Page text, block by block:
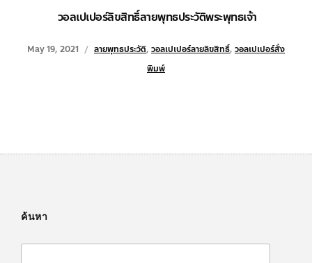
วอลเปเปอร์ลิขสิทธิ์ลายพุทธประวัติพระพุทธเจ้า
May 19, 2021 ลายพุทธประวัติ, วอลเปเปอร์ลายลิขสิทธิ์, วอลเปเปอร์สั่ง
พิมพ์
ค้นหา